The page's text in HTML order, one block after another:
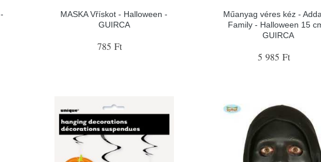
MASKA Vřískot - Halloween -
GUIRCA
785 Ft
Műanyag véres kéz -
Family - Halloween 15
GUIRCA
5 985 Ft